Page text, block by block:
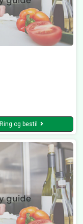
Ring og bestil